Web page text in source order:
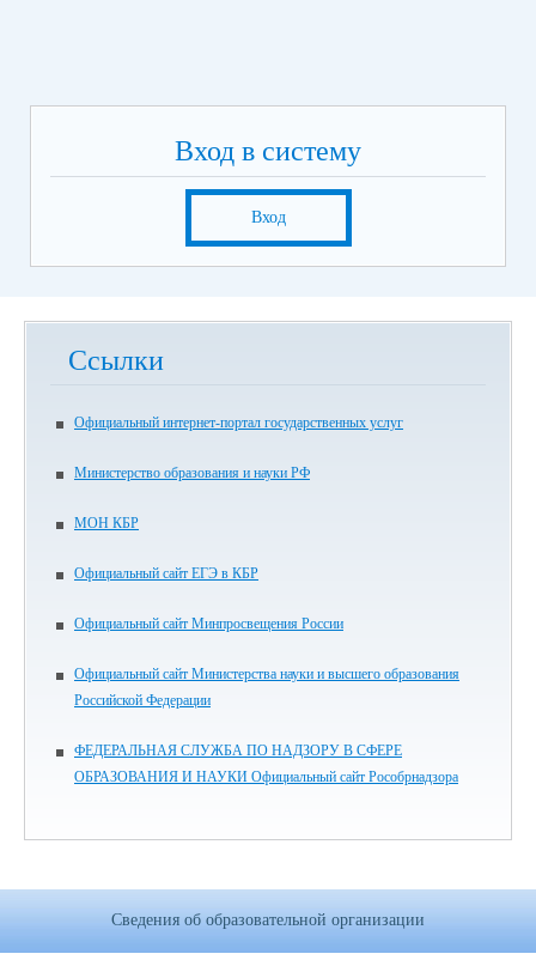
Вход в систему
Вход
Ссылки
Официальный интернет-портал государственных услуг
Министерство образования и науки РФ
МОН КБР
Официальный сайт ЕГЭ в КБР
Официальный сайт Минпросвещения России
Официальный сайт Министерства науки и высшего образования
Российской Федерации
ФЕДЕРАЛЬНАЯ СЛУЖБА ПО НАДЗОРУ В СФЕРЕ
ОБРАЗОВАНИЯ И НАУКИ Официальный сайт Рособрнадзора
Сведения об образовательной организации